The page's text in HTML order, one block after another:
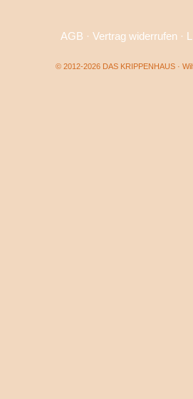
AGB · Vertrag widerrufen·
© 2012-2026 DAS KRIPPENHAUS ·